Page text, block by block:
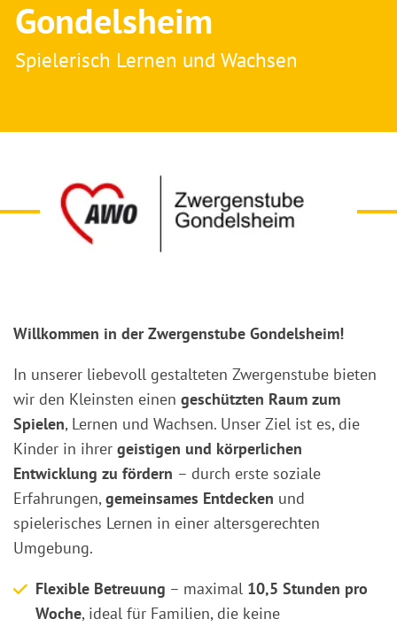
Gondelsheim
Spielerisch Lernen und Wachsen
Willkommen in der Zwergenstube Gondelsheim!
In unserer liebevoll gestalteten Zwergenstube bieten
wir den Kleinsten einen geschützten Raum zum
Spielen, Lernen und Wachsen. Unser Ziel ist es, die
Kinder in ihrer geistigen und körperlichen
Entwicklung zu fördern – durch erste soziale
Erfahrungen,gemeinsames Entdecken und
spielerisches Lernen in einer altersgerechten
Umgebung.
Flexible Betreuung – maximal 10,5 Stunden pro
Woche, ideal für Familien, die keine